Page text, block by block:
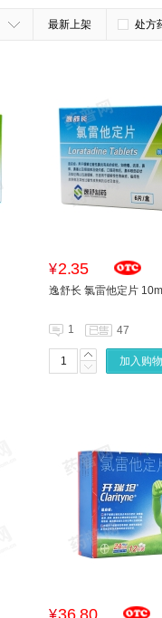
最新上架 处方
¥2.35
逸舒长 氯雷他定片
1 47
加入购
¥36.80